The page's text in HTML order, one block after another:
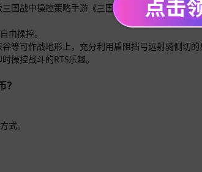
国战中操控策略手游《三国群英传：策定九州》
由操控。
等可作战地形上，充分利用盾阻挡弓远射骑侧切
操控战斗的RTS乐趣。
？
式。